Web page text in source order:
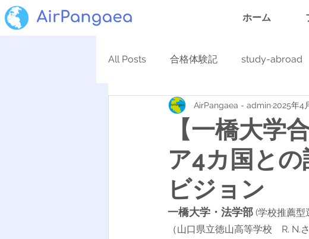
ホーム
All Posts 合格体験記 study-abroad
【一橋大学
ア4カ国と
ビジョン
AirPangaea - admin 2025年4
一橋大学・法学部 (学校推薦
（山口県立徳山高等学校　R. N.